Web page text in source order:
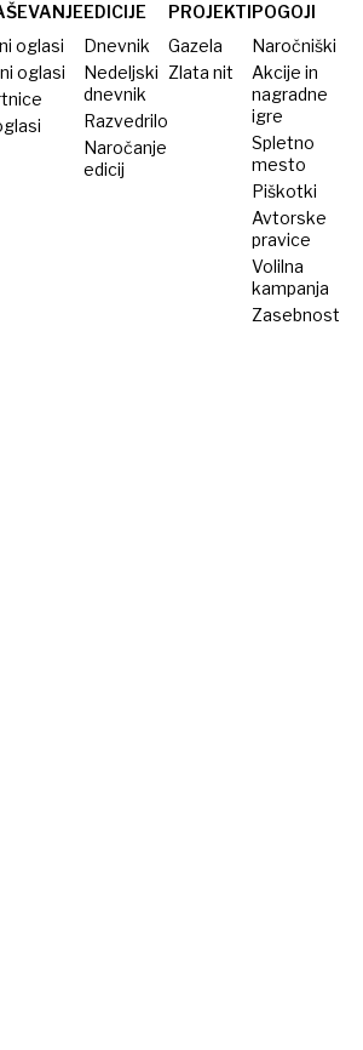
oglasi
oglasi
EDICIJE
Dnevnik
Nedeljski
dnevnik
Razvedrilo
Naročanje
edicij
PROJEKTI
Gazela
Zlata nit
POGOJI
Naročniški
Akcije in
nagradne
igre
Spletno
mesto
Piškotki
Avtorske
pravice
Volilna
kampanja
Zasebnost